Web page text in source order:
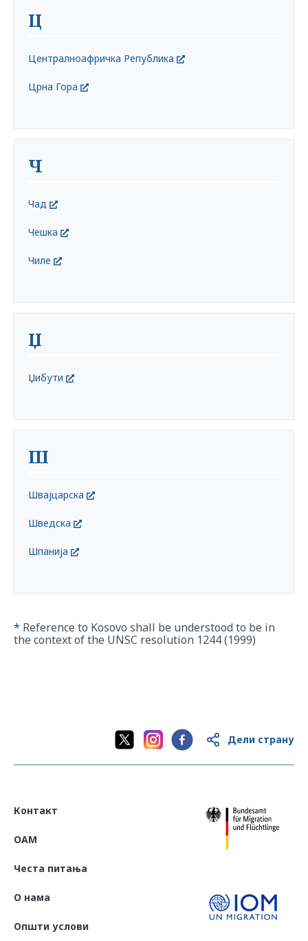
Ц
Централноафричка Република
Црна Гора
Ч
Чад
Чешка
Чиле
Џ
Џибути
Ш
Швајцарска
Шведска
Шпанија
* Reference to Kosovo shall be understood to be in
the context of the UNSC resolution 1244 (1999)
Дели страну
Контакт
OAM
Честа питања
О нама
Општи услови